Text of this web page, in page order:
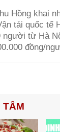
Hồng khai
tải quốc tế
từ Hà
đồng/
TÂM